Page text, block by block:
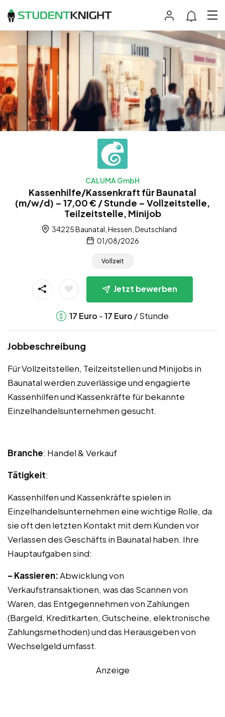
CALUMA GmbH
Kassenhilfe/Kassenkraft für Baunatal
(m/w/d) – 17,00 € / Stunde – Vollzeitstelle,
Teilzeitstelle, Minijob
34225 Baunatal, Hessen, Deutschland
01/08/2026
Vollzeit
Jetzt bewerben
17 Euro -17 Euro / Stunde
Jobbeschreibung
Für Vollzeitstellen, Teilzeitstellen und Minijobs in
Baunatal werden zuverlässige und engagierte
Kassenhilfen und Kassenkräfte für bekannte
Einzelhandelsunternehmen gesucht.
Branche: Handel & Verkauf
Tätigkeit:
Kassenhilfen und Kassenkräfte spielen in
Einzelhandelsunternehmen eine wichtige Rolle, da
sie oft den letzten Kontakt mit dem Kunden vor
Verlassen des Geschäfts in Baunatal haben. Ihre
Hauptaufgaben sind:
– Kassieren:Abwicklung von
Verkaufstransaktionen, was das Scannen von
Waren, das Entgegennehmen von Zahlungen
(Bargeld, Kreditkarten, Gutscheine, elektronische
Zahlungsmethoden) und das Herausgeben von
Wechselgeld umfasst.
Anzeige